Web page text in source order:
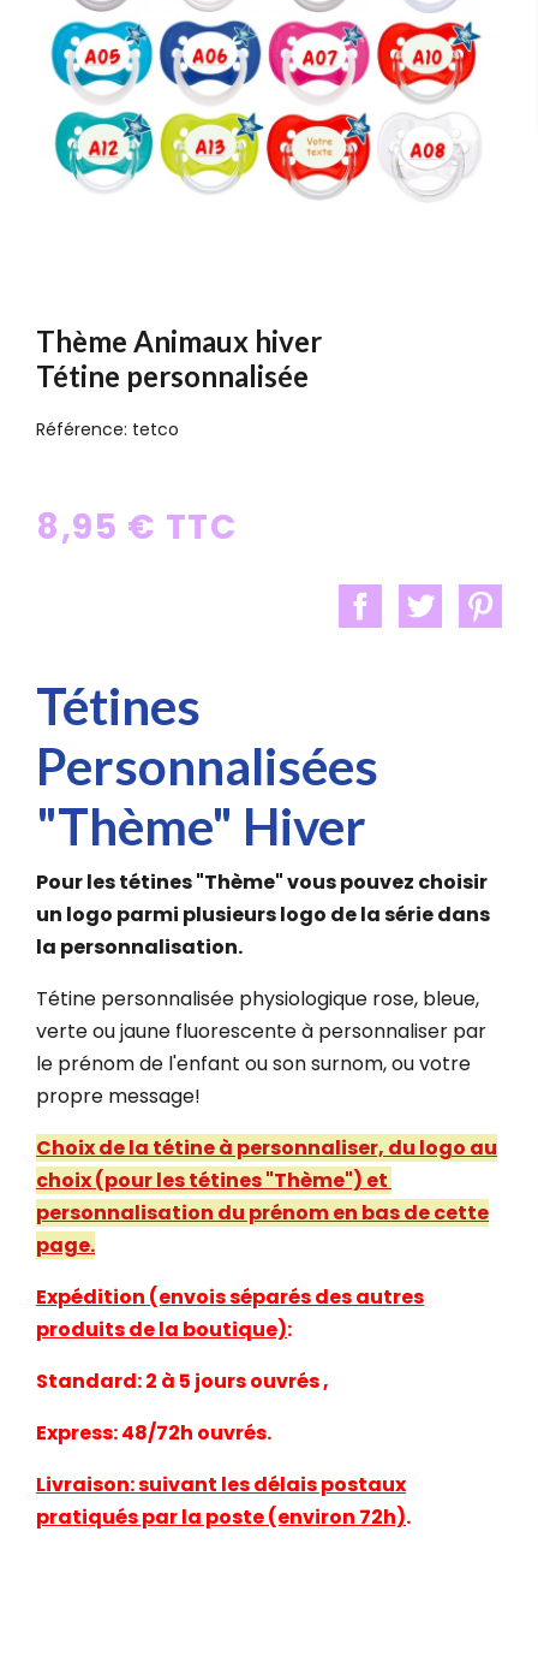
Thème Animaux hiver
Tétine personnalisée
Référence: tetco
8,95 € TTC
Tétines
Personnalisées
"Thème" Hiver
Pour les tétines "Thème" vous pouvez choisir
un logo parmi plusieurs logo de la série dans
la personnalisation.
Tétine personnalisée physiologique rose, bleue,
verte ou jaune fluorescente à personnaliser par
le prénom de l'enfant ou son surnom, ou votre
propre message!
Choix de la tétine à personnaliser, du logo au
choix (pour les tétines "Thème") et
personnalisation du prénom en bas de cette
page.
Expédition (envois séparés des autres
produits de la boutique):
Standard: 2 à 5 jours ouvrés ,
Express: 48/72h ouvrés.
Livraison: suivant les délais postaux
pratiqués par la poste (environ 72h).